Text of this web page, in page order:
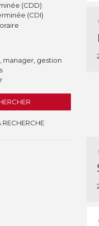
(CDD)
(CDI)
manager, gestion
RECHERCHE